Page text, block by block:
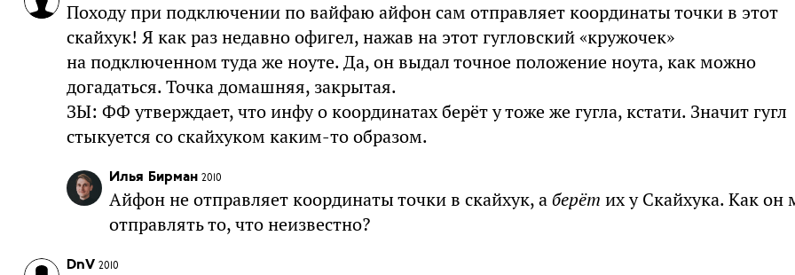
Походу при подключении по вайфаю айфон сам отправляет координаты точки в этот
скайхук! Я как раз недавно офигел, нажав на этот гугловский «кружочек»
на подключенном туда же ноуте. Да, он выдал точное положение ноута, как можно
догадаться. Точка домашняя, закрытая.
ЗЫ: ФФ утверждает, что инфу о координатах берёт у тоже же гугла, кстати. Значит гугл
стыкуется со скайхуком каким-то образом.
Илья Бирман 2010
Айфон не отправляет координаты точки в скайхук, аберёт их у Скайхука. Как он
отправлять то, что неизвестно?
DnV 2010